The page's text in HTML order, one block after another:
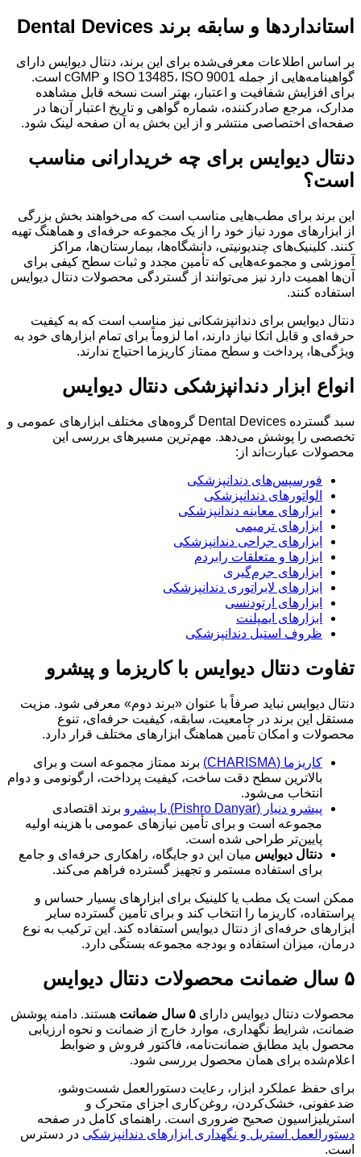
استانداردها و سابقه برند Dental Devices
بر اساس اطلاعات معرفی‌شده برای این برند، دنتال دیوایس دارای
گواهینامه‌هایی از جمله ISO 13485، ISO 9001 و cGMP است.
برای افزایش شفافیت و اعتبار، بهتر است نسخه قابل مشاهده
مدارک، مرجع صادرکننده، شماره گواهی و تاریخ اعتبار آن‌ها در
صفحه‌ای اختصاصی منتشر و از این بخش به آن صفحه لینک شود.
دنتال دیوایس برای چه خریدارانی مناسب
است؟
این برند برای مطب‌هایی مناسب است که می‌خواهند بخش بزرگی
از ابزارهای مورد نیاز خود را از یک مجموعه حرفه‌ای و هماهنگ تهیه
کنند. کلینیک‌های چندیونیتی، دانشگاه‌ها، بیمارستان‌ها، مراکز
آموزشی و مجموعه‌هایی که تأمین مجدد و ثبات سطح کیفی برای
آن‌ها اهمیت دارد نیز می‌توانند از گستردگی محصولات دنتال دیوایس
استفاده کنند.
دنتال دیوایس برای دندانپزشکانی نیز مناسب است که به کیفیت
حرفه‌ای و قابل اتکا نیاز دارند، اما لزوماً برای تمام ابزارهای خود به
ویژگی‌ها، پرداخت و سطح ممتاز کاریزما احتیاج ندارند.
انواع ابزار دندانپزشکی دنتال دیوایس
سبد گسترده Dental Devices گروه‌های مختلف ابزارهای عمومی و
تخصصی را پوشش می‌دهد. مهم‌ترین مسیرهای بررسی این
محصولات عبارت‌اند از:
فورسپس‌های دندانپزشکی
الواتورهای دندانپزشکی
ابزارهای معاینه دندانپزشکی
ابزارهای ترمیمی
ابزارهای جراحی دندانپزشکی
ابزارها و متعلقات رابردم
ابزارهای جرم‌گیری
ابزارهای لابراتوری دندانپزشکی
ابزارهای ارتودنسی
ابزارهای ایمپلنت
ظروف استیل دندانپزشکی
تفاوت دنتال دیوایس با کاریزما و پیشرو
دنتال دیوایس نباید صرفاً با عنوان «برند دوم» معرفی شود. مزیت
مستقل این برند در جامعیت، سابقه، کیفیت حرفه‌ای، تنوع
محصولات و امکان تأمین هماهنگ ابزارهای مختلف قرار دارد.
کاریزما (CHARISMA)
برند ممتاز مجموعه است و برای
بالاترین سطح دقت ساخت، کیفیت پرداخت، ارگونومی و دوام
انتخاب می‌شود.
پیشرو دنیار (Pishro Danyar) یا پیشرو
برند اقتصادی
مجموعه است و برای تأمین نیازهای عمومی با هزینه اولیه
پایین‌تر طراحی شده است.
دنتال دیوایس میان این دو جایگاه، راهکاری حرفه‌ای و جامع
برای استفاده مستمر و تجهیز گسترده فراهم می‌کند.
ممکن است یک مطب یا کلینیک برای ابزارهای بسیار حساس و
پراستفاده، کاریزما را انتخاب کند و برای تأمین گسترده سایر
ابزارهای حرفه‌ای از دنتال دیوایس استفاده کند. این ترکیب به نوع
درمان، میزان استفاده و بودجه مجموعه بستگی دارد.
۵ سال ضمانت محصولات دنتال دیوایس
محصولات دنتال دیوایس دارای ۵ سال ضمانت
هستند. دامنه پوشش
ضمانت، شرایط نگهداری، موارد خارج از ضمانت و نحوه ارزیابی
محصول باید مطابق ضمانت‌نامه، فاکتور فروش و ضوابط
اعلام‌شده برای همان محصول بررسی شود.
برای حفظ عملکرد ابزار، رعایت دستورالعمل شست‌وشو،
ضدعفونی، خشک‌کردن، روغن‌کاری اجزای متحرک و
استریلیزاسیون صحیح ضروری است. راهنمای کامل در صفحه
دستورالعمل استریل و نگهداری ابزارهای دندانپزشکی در دسترس
است.